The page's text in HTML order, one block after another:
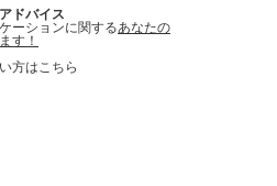
ドバイス
ーションに関するあなたの
す！
方はこちら